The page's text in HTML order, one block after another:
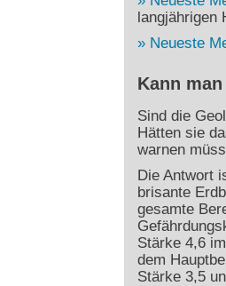
langjährigen
Neueste
Kann
Sind die
Hätten sie
warnen
Die Antwort
brisante
gesamte
Stärke 4,6
dem
Stärke 3,5